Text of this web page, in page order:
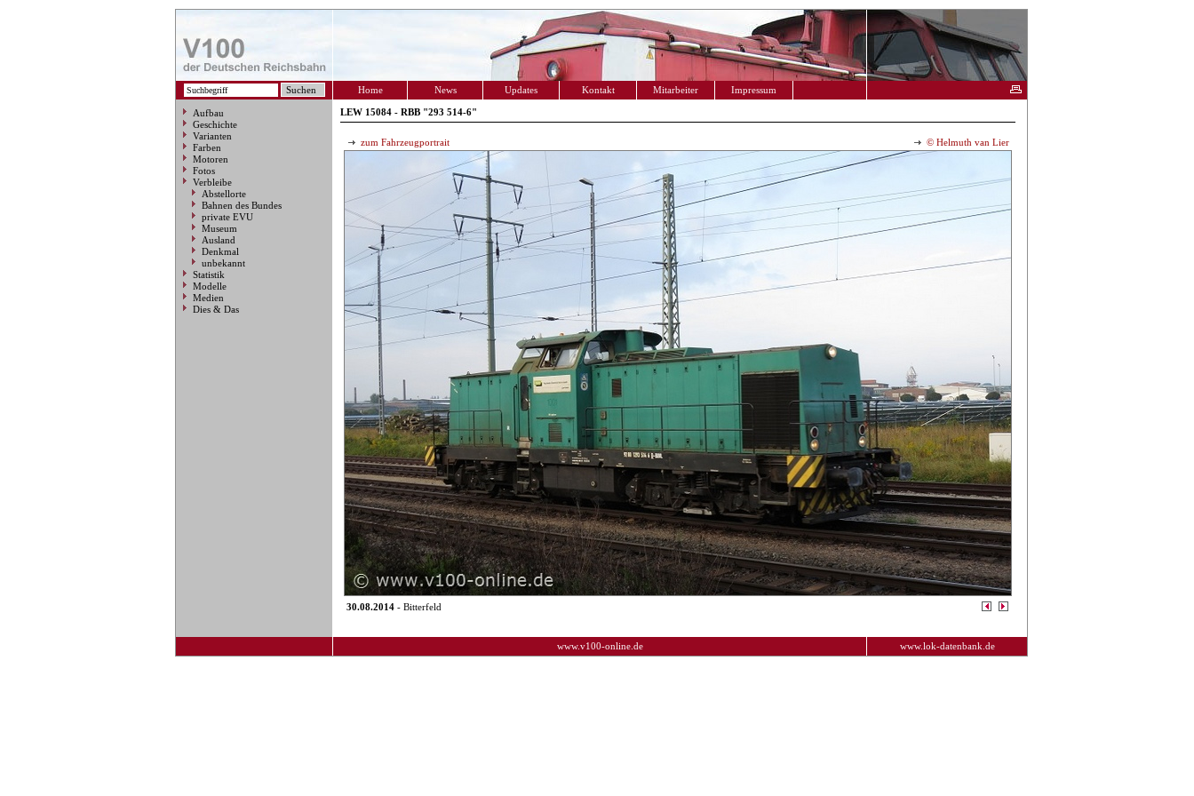
Home News Updates Kontakt Mitarbeiter Impressum
Aufbau
Geschichte
Varianten
Farben
Motoren
Fotos
Verbleibe
Abstellorte
Bahnen des Bundes
private EVU
Museum
Ausland
Denkmal
unbekannt
Statistik
Modelle
Medien
Dies & Das
LEW 15084 - RBB "293 514-6"
zum Fahrzeugportrait © Helmuth van Lier
30.08.2014 - Bitterfeld
www.v100-online.de www.lok-datenbank.de